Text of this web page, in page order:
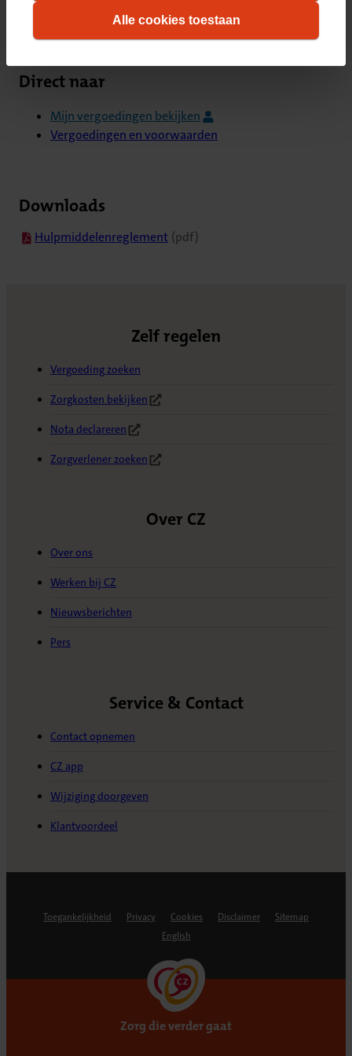
informatie over hoe wij cookies gebruiken, vindt
cookiestatement. Wilt u weten welke
cookies we plaatsen, kijk dan in onsoverzicht.
Alle cookies toestaan
Bekijk ook
Direct naar
Mijn vergoedingen bekijken
Vergoedingen en voorwaarden
Downloads
(opent in nieuw tabblad)
Hulpmiddelenreglement (pdf)
Zelf regelen
Vergoeding zoeken
Zorgkosten bekijken
(Opent in nieuw tabblad)
Nota declareren
(Opent in nieuw tabblad)
Zorgverlener zoeken
(Opent in nieuw tabblad)
Over CZ
Over ons
Werken bij CZ
Nieuwsberichten
Pers
Service & Contact
Contact opnemen
CZ app
Wijziging doorgeven
Klantvoordeel
Toegankelijkheid Privacy Cookies Disclaimer
Sitemap
English
Zorg die verder gaat